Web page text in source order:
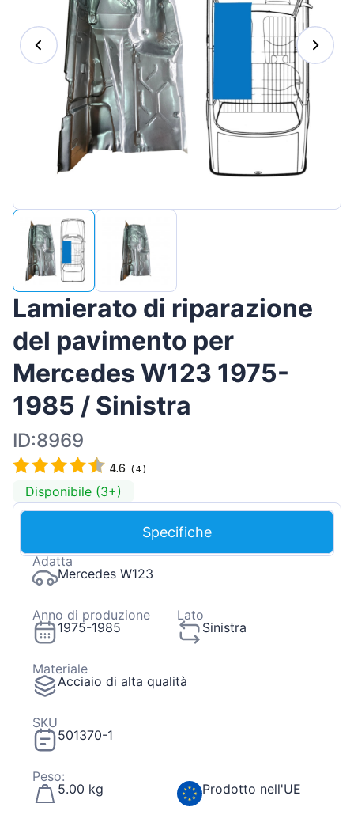
Magyar
Lietuvių
Hrvatski
Português
Slovenian
Latvian
Slovenčina
Lamierato di riparazione
del pavimento per
Mercedes W123 1975-
1985 / Sinistra
ID:8969
4.6 (4 )
Disponibile (3+)
Specifiche
Adatta
Mercedes W123
Anno di produzione
1975-1985
Lato
Sinistra
Materiale
Acciaio di alta qualità
SKU
501370-1
Peso:
5.00 kg
Prodotto nell'UE